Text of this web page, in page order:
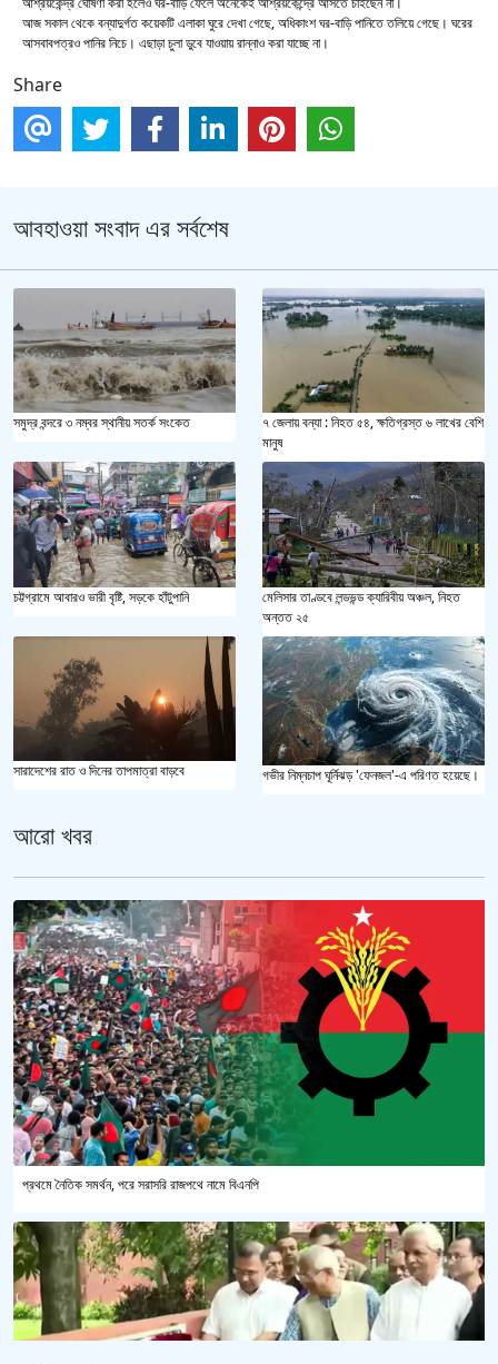
আজ সকাল থেকে বন্যাদুর্গত কয়েকটি এলাকা ঘুরে দেখা গেছে, অধিকাংশ ঘর-বাড়ি পানিতে তলিয়ে গেছে। ঘরের
আসবাবপত্রও পানির নিচে। এছাড়া চুলা ডুবে যাওয়ায় রান্নাও করা যাচ্ছে না।
Share
আবহাওয়া সংবাদ এর সর্বশেষ
সমুদ্র বন্দরে ৩ নম্বর স্থানীয় সতর্ক সংকেত
৭ জেলায় বন্যা : নিহত ৫৪, ক্ষতিগ্রস্ত ৬ লাখের বেশি
মানুষ
চট্টগ্রামে আবারও ভারী বৃষ্টি, সড়কে হাঁটুপানি
মেলিসার তাণ্ডবে লন্ডভন্ড ক্যারিবীয় অঞ্চল, নিহত
অন্তত ২৫
সারাদেশের রাত ও দিনের তাপমাত্রা বাড়বে গভীর নিম্নচাপ ঘূর্নিঝড় 'ফেনজল'-এ পরিণত হয়েছে।
আরো খবর
প্রথমে নৈতিক সমর্থন, পরে সরাসরি রাজপথে নামে বিএনপি